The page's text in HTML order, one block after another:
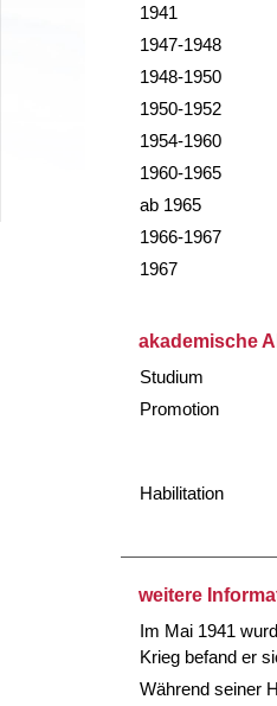
1941
1947-1948
1948-1950
1950-1952
1954-1960
1960-1965
ab 1965
1966-1967
1967
akademische
Studium
Promotion
Habilitation
weitere
Im Mai 1941
Krieg befand er
Während seiner